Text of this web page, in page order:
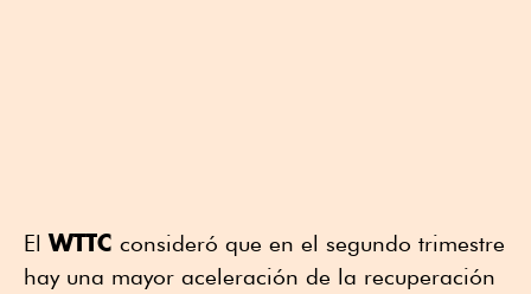
ElWTTC consideró que en el segundo trimestre
hay una mayor aceleración de la recuperación